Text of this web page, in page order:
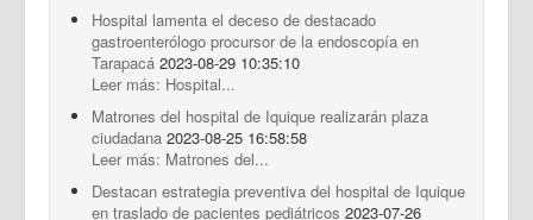
Hospital lamenta el deceso de destacado
gastroenterólogo procursor de la endoscopía en
Tarapacá 2023-08-29 10:35:10
Leer más: Hospital...
Matrones del hospital de Iquique realizarán plaza
ciudadana 2023-08-25 16:58:58
Leer más: Matrones del...
Destacan estrategia preventiva del hospital de Iquique
en traslado de pacientes pediátricos 2023-07-26